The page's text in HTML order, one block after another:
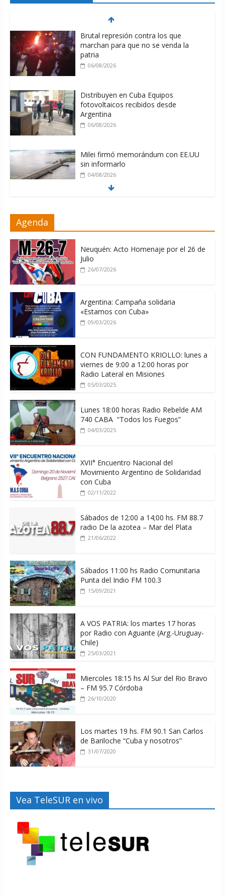
Brutal represión contra los que
marchan para que no se venda la
patria
06/08/2026
Distribuyen en Cuba Equipos
fotovoltaicos recibidos desde
Argentina
06/08/2026
Milei firmó memorándum con EE.UU
sin informarlo
04/08/2026
con Rusia y China
Agenda
Neuquén: Acto Homenaje por el 26 de
Julio
26/07/2026
Argentina: Campaña solidaria
«Estamos con Cuba»
09/03/2026
CON FUNDAMENTO KRIOLLO: lunes a
viernes de 9:00 a 12:00 horas por
Radio Lateral en Misiones
05/03/2025
Lunes 18:00 horas Radio Rebelde AM
740 CABA “Todos los Fuegos”
04/03/2025
XVII° Encuentro Nacional del
Movimiento Argentino de Solidaridad
con Cuba
02/11/2022
Sábados de 12:00 a 14;00 hs. FM 88.7
radio De la azotea – Mar del Plata
21/06/2022
Sábados 11:00 hs Radio Comunitaria
Punta del Indio FM 100.3
15/09/2021
A VOS PATRIA: los martes 17 horas
por Radio con Aguante (Arg.-Uruguay-
Chile)
25/03/2021
Miercoles 18:15 hs Al Sur del Rio Bravo
– FM 95.7 Córdoba
26/10/2020
Los martes 19 hs. FM 90.1 San Carlos
de Bariloche “Cuba y nosotros”
31/07/2020
Vea TeleSUR en vivo